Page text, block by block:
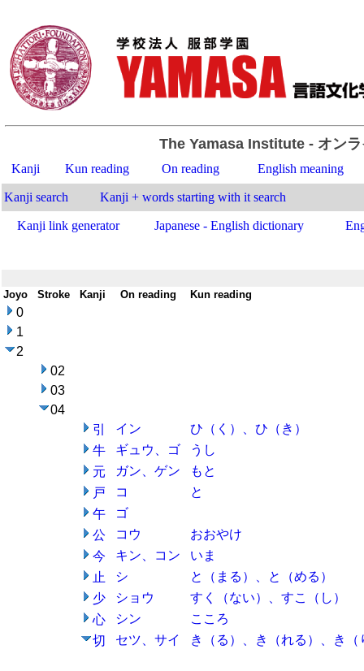
The Yamasa Institute- オンラ
Kanji Kun reading On reading English meaning
Kanji search Kanji + words starting with it search
Kanji link generator Japanese - English dictionary
Joyo Stroke Kanji On reading Kun reading
0
1
2
02
03
04
引
イン
ひ（く）、ひ（き）
牛
ギュウ、ゴ
うし
元
ガン、ゲン
もと
戸
コ
と
午
ゴ
公
コウ
おおやけ
今
キン、コン
いま
止
シ
と（まる）、と（める）
少
ショウ
すく（ない）、すこ（し）
心
シン
こころ
切
セツ、サイ き（る）、き（れる）、き（